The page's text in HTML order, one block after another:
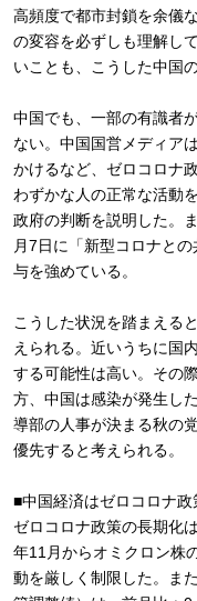
高頻度で都市封鎖を余儀
の変容を必ずしも理解し
いことも、こうした中国
中国でも、一部の有識者
ない。中国国営メディア
かけるなど、ゼロコロナ
わずかな人の正常な活動
政府の判断を説明した。
月7日に「新型コロナと
与を強めている。
こうした状況を踏まえる
えられる。近いうちに国
する可能性は高い。その
方、中国は感染が発生し
導部の人事が決まる秋の
優先すると考えられる。
■中国経済はゼロコロナ
ゼロコロナ政策の長期化
年11月からオミクロン株
動を厳しく制限した。ま